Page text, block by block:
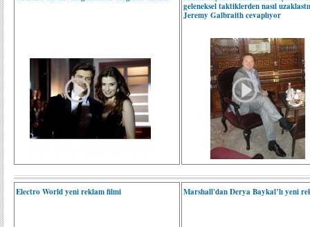
geleneksel taktiklerden nasıl
Jeremy Galbraith cevaplıyor
Electro World yeni reklam filmi Marshall'dan Derya Baykal’lı yeni